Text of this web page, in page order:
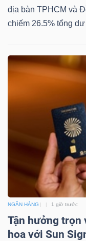
địa bàn TPHCM và
chiếm 26.5% tổng
NGÂN HÀNG 1 giờ trước
Tận hưởng trọn
hoa với Sun